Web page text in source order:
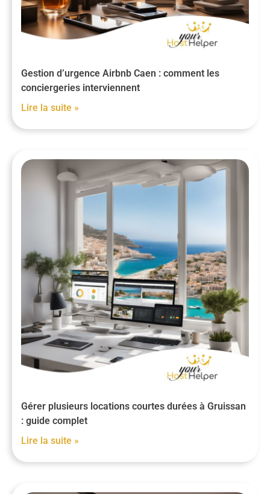
Gestion d’urgence Airbnb Caen : comment les
conciergeries interviennent
Lire la suite »
Gérer plusieurs locations courtes durées à Gruissan
: guide complet
Lire la suite »